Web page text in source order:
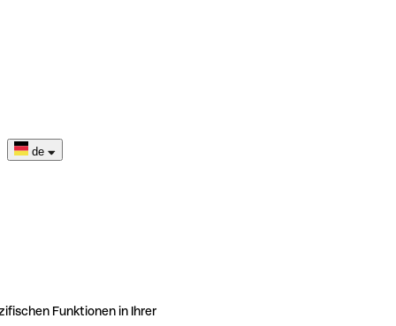
de
Funktionen in Ihrer